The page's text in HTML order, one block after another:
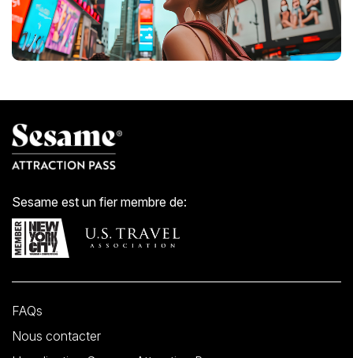
Sesame est un fier membre de:
FAQs
Nous contacter